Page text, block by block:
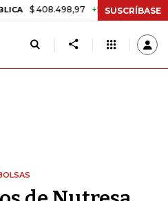
+$ 8.753,81 +2,19%
SUSCRÍBASE